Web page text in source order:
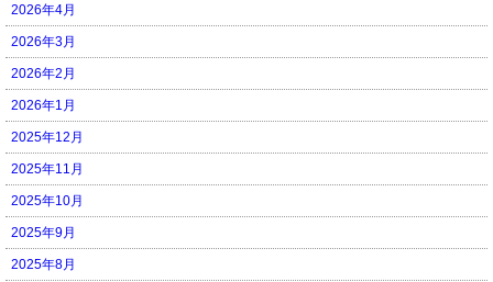
2026年4月
2026年3月
2026年2月
2026年1月
2025年12月
2025年11月
2025年10月
2025年9月
2025年8月